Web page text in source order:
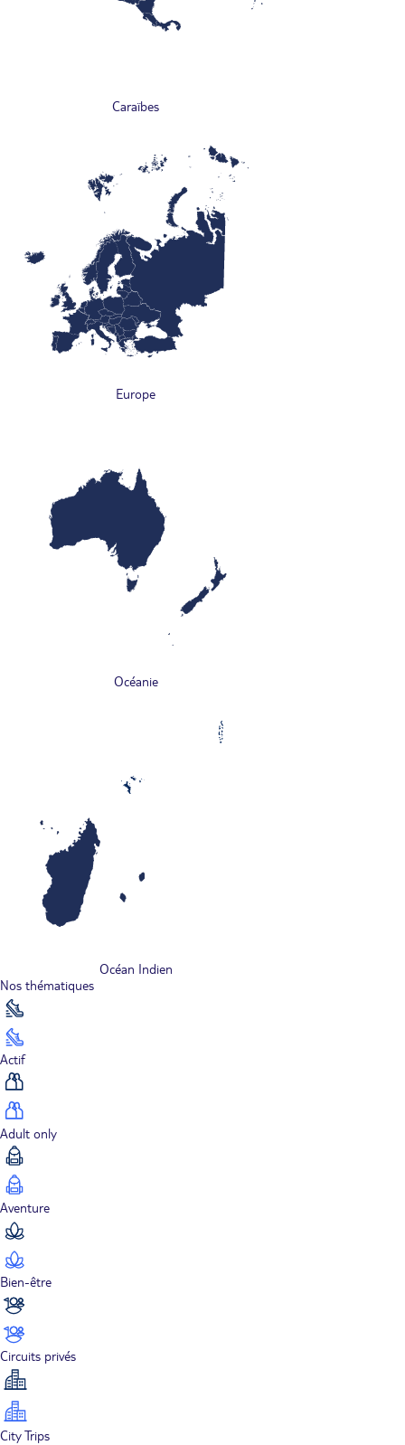
Caraïbes
Europe
Océanie
Océan Indien
Nos thématiques
Actif
Adult only
Aventure
Bien-être
Circuits privés
City Trips